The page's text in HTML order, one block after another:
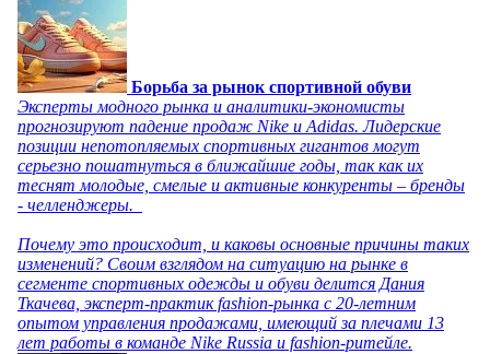
Борьба за рынок спортивной обуви
Эксперты модного рынка и аналитики-экономисты
прогнозируют падение продаж Nike и Adidas. Лидерские
позиции непотопляемых спортивных гигантов могут
серьезно пошатнуться в ближайшие годы, так как их
теснят молодые, смелые и активные конкуренты – бренды
- челленджеры.
Почему это происходит, и каковы основные причины таких
изменений? Своим взглядом на ситуацию на рынке в
сегменте спортивных одежды и обуви делится Дания
Ткачева, эксперт-практик fashion-рынка с 20-летним
опытом управления продажами, имеющий за плечами 13
лет работы в команде Nike Russia и fashion-ритейле.